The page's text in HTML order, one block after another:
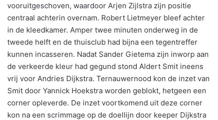
vooruitgeschoven, waardoor Arjen Zijlstra zijn positie
centraal achterin overnam. Robert Lietmeyer bleef achter
in de kleedkamer. Amper twee minuten onderweg in de
tweede helft en de thuisclub had bijna een tegentreffer
kunnen incasseren. Nadat Sander Gietema zijn inworp aan
de verkeerde kleur had gegund stond Aldert Smit ineens
vrij voor Andries Dijkstra. Ternauwernood kon de inzet van
Smit door Yannick Hoekstra worden geblokt, hetgeen een
corner opleverde. De inzet voortkomend uit deze corner
kon na een scrimmage op de doellijn door keeper Dijkstra